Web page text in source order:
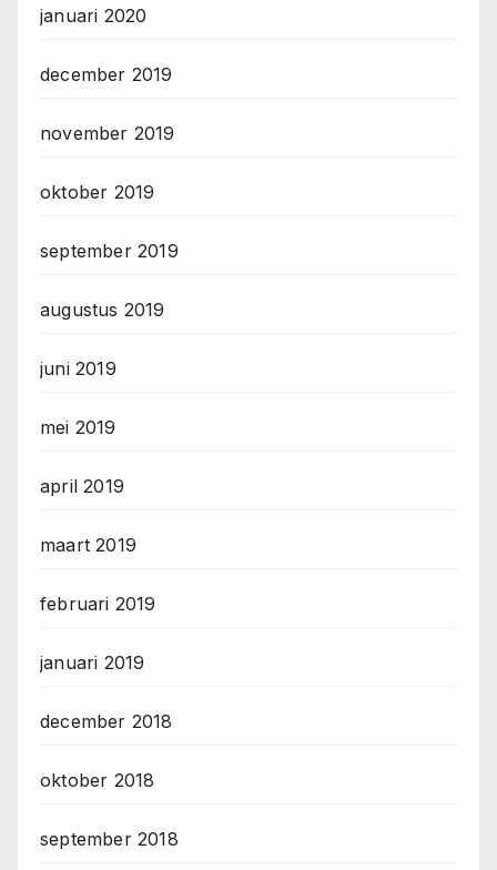
januari 2020
december 2019
november 2019
oktober 2019
september 2019
augustus 2019
juni 2019
mei 2019
april 2019
maart 2019
februari 2019
januari 2019
december 2018
oktober 2018
september 2018